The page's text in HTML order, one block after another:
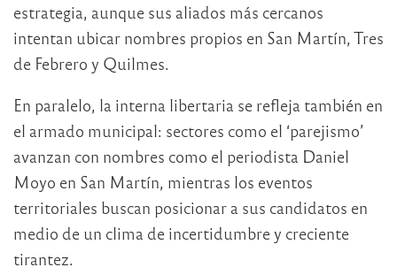
estrategia, aunque sus aliados más cercanos
intentan ubicar nombres propios en San Martín, Tres
de Febrero y Quilmes.
En paralelo, la interna libertaria se refleja también en
el armado municipal: sectores como el ‘parejismo’
avanzan con nombres como el periodista Daniel
Moyo en San Martín, mientras los eventos
territoriales buscan posicionar a sus candidatos en
medio de un clima de incertidumbre y creciente
tirantez.